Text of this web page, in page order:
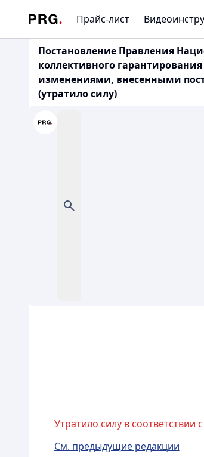
Прайс-лист
Постановление Правления
коллективного
изменениями, внесенными
(утратило силу)
Утратило силу в соответствии с
См. предыдущие редакции